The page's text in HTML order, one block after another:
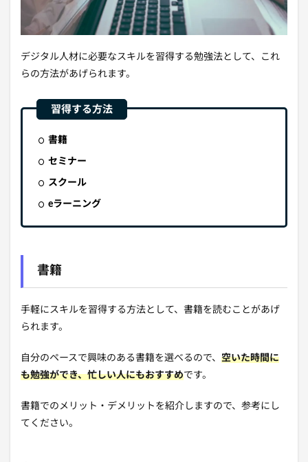
デジタル人材に必要なスキルを習得する勉強法として、これ
らの方法があげられます。
書籍
セミナー
スクール
eラーニング
書籍
手軽にスキルを習得する方法として、書籍を読むことがあげ
られます。
自分のペースで興味のある書籍を選べるので、 空いた時間に
も勉強ができ、忙しい人にもおすすめです。
書籍でのメリット・デメリットを紹介しますので、参考にし
てください。